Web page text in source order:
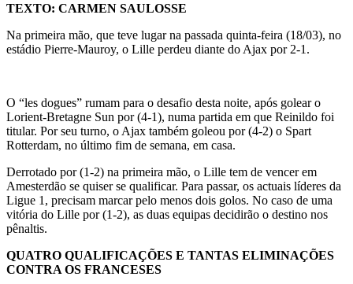
TEXTO: CARMEN SAULOSSE
Na primeira mão, que teve lugar na passada quinta-feira (18/03), no
estádio Pierre-Mauroy, o Lille perdeu diante do Ajax por 2-1.
O “les dogues” rumam para o desafio desta noite, após golear o
Lorient-Bretagne Sun por (4-1), numa partida em que Reinildo foi
titular. Por seu turno, o Ajax também goleou por (4-2) o Spart
Rotterdam, no último fim de semana, em casa.
Derrotado por (1-2) na primeira mão, o Lille tem de vencer em
Amesterdão se quiser se qualificar. Para passar, os actuais líderes da
Ligue 1, precisam marcar pelo menos dois golos. No caso de uma
vitória do Lille por (1-2), as duas equipas decidirão o destino nos
pênaltis.
QUATRO QUALIFICAÇÕES E TANTAS ELIMINAÇÕES
CONTRA OS FRANCESES